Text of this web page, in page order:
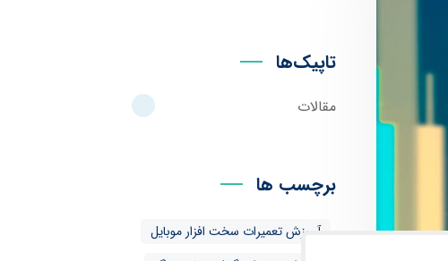
تاپیک‌ها
مقالات
برچسب ها
آموزش تعمیرات سخت افزار موبایل